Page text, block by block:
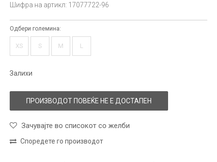
Шифра на артикл: 17077722-96
Одбери големина:
XS S M L
Залихи
ПРОИЗВОДОТ ПОВЕЌЕ НЕ Е ДОСТАПЕН
Зачувајте во списокот со желби
Споредете го производот